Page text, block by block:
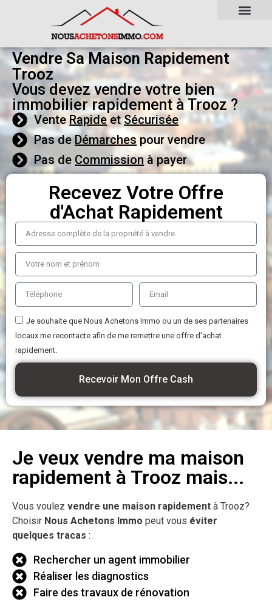
Vendre Sa Maison Rapidement
Trooz
Vous devez vendre votre bien
immobilier rapidement à Trooz ?
Vente Rapide etSécurisée
Pas deDémarches pour vendre
Pas de Commission à payer
Recevez Votre Offre
d'Achat Rapidement
Je souhaite que Nous Achetons Immo ou un de ses partenaires
locaux me recontacte afin de me remettre une offre d'achat
rapidement.
Recevoir Mon Offre Cash
Je veux vendre ma maison
rapidement à Trooz mais...
Vous voulez vendre une maison rapidement à Trooz?
Choisir Nous Achetons Immo peut vous éviter
quelques tracas :
Rechercher un agent immobilier
Réaliser les diagnostics
Faire des travaux de rénovation